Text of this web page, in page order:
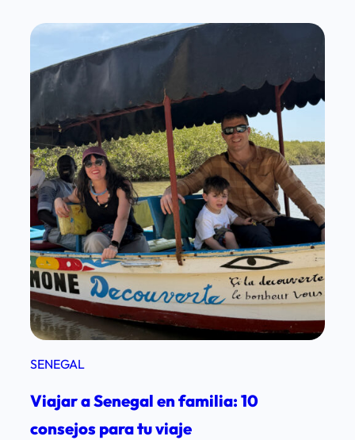
r
d
a
s
SENEGAL
Viajar a Senegal en familia: 10
consejos para tu viaje